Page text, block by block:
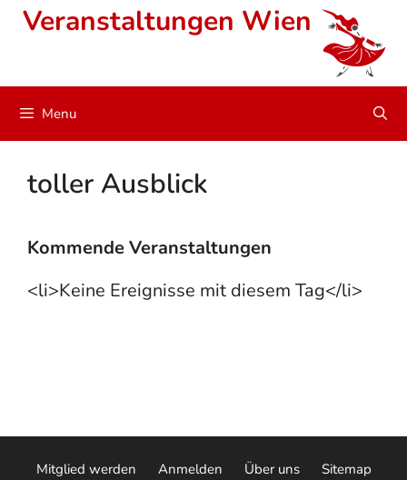
SkipVeranstaltungen Wien
Menu
toller Ausblick
Kommende Veranstaltungen
<li>Keine Ereignisse mit diesem Tag</li>
Mitglied werden Anmelden Über uns
Sitemap